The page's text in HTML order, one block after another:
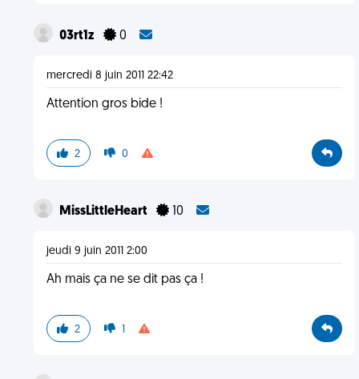
03rt1z 0
mercredi 8 juin 2011 22:42
Attention gros bide !
2 0
MissLittleHeart 10
jeudi 9 juin 2011 2:00
Ah mais ça ne se dit pas ça !
2 1